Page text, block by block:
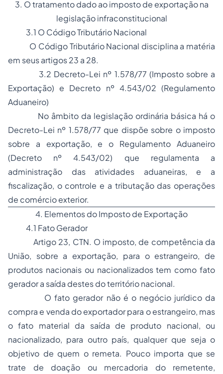
3. O tratamento dado ao imposto de exportação na
legislação infraconstitucional
3.1 O Código Tributário Nacional
O Código Tributário Nacional disciplina a matéria
em seus artigos 23 a 28.
3.2 Decreto-Lei nº 1.578/77 (Imposto sobre a
Exportação) e Decreto nº 4.543/02 (Regulamento
Aduaneiro)
No âmbito da legislação ordinária básica há o
Decreto-Lei nº 1.578/77 que dispõe sobre o imposto
sobre a exportação, e o Regulamento Aduaneiro
(Decreto nº 4.543/02) que regulamenta a
administração das atividades aduaneiras, e a
fiscalização, o controle e a tributação das operações
de comércio exterior.
4. Elementos do Imposto de Exportação
4.1 Fato Gerador
Artigo 23, CTN. O imposto, de competência da
União, sobre a exportação, para o estrangeiro, de
produtos nacionais ou nacionalizados tem como fato
gerador a saída destes do território nacional.
O fato gerador não é o negócio jurídico da
compra e venda do exportador para o estrangeiro, mas
o fato material da saída de produto nacional, ou
nacionalizado, para outro país, qualquer que seja o
objetivo de quem o remeta. Pouco importa que se
trate de doação ou mercadoria do remetente,